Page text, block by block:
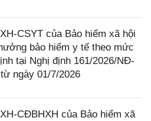
CSYT của Bảo hiểm xã hội
bảo hiểm y tế theo mức
tại Nghị định 161/2026/NĐ-
ngày 01/7/2026
CĐBHXH của Bảo hiểm xã